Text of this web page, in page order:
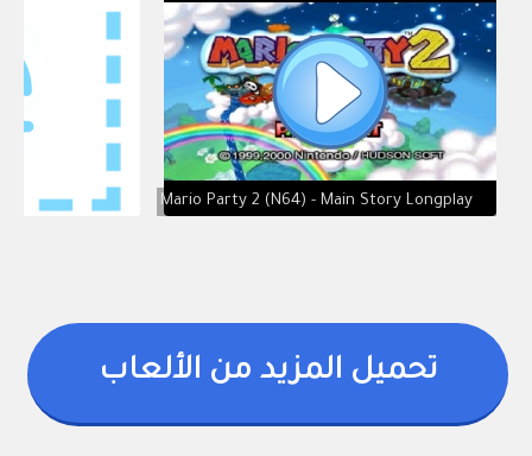
Mario Party 2 (N64) - Main Story Longplay
تحميل المزيد من الألعاب